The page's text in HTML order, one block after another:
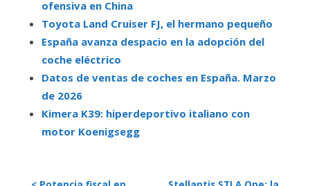
ofensiva en China
Toyota Land Cruiser FJ, el hermano pequeño
España avanza despacio en la adopción del
coche eléctrico
Datos de ventas de coches en España. Marzo
de 2026
Kimera K39: hiperdeportivo italiano con
motor Koenigsegg